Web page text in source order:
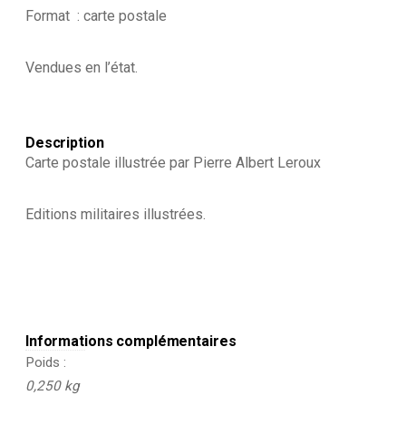
Format : carte postale
Vendues en l’état.
Description
Carte postale illustrée par Pierre Albert Leroux
Editions militaires illustrées.
Informations complémentaires
Poids
0,250 kg